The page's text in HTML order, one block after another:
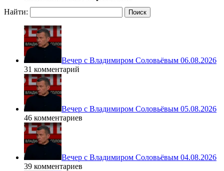
Найти:
Вечер с Владимиром Соловьёвым 06.08.2026
31 комментарий
Вечер с Владимиром Соловьёвым 05.08.2026
46 комментариев
Вечер с Владимиром Соловьёвым 04.08.2026
39 комментариев